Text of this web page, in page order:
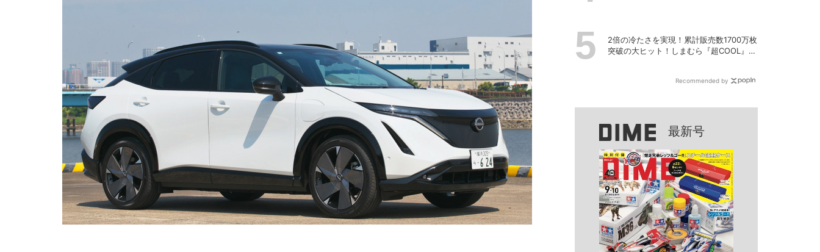
2倍の冷たさを実現！累計販売数1700万枚
突破の大ヒット！しまむら『超COOL』シ
Recommended by
最新号